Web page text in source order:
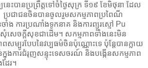
ះបានប្រព្រឹត្តទៅចំថ្ងៃសុក្រ ទី១៩ ខែមិថុនា ដែល
ប្រជាជនចិនបានចូលរួមសកម្មភាពប្រពៃណី
ាំង ការប្រណាំងទូកនាគ និងការព្យួរស្មៅ Pu
សេចក្តីសុខជាដើម។ សកម្មភាពទាំងនេះមិន
ពសម្បូរបែបនៃវប្បធម៌ចិនប៉ុណ្ណោះទេ ប៉ុន្តែបានក្លាយ
នុងការជំរុញសន្ទុះទេសចរណ៍ និងបង្កើនសកម្មភាព
ែរ។